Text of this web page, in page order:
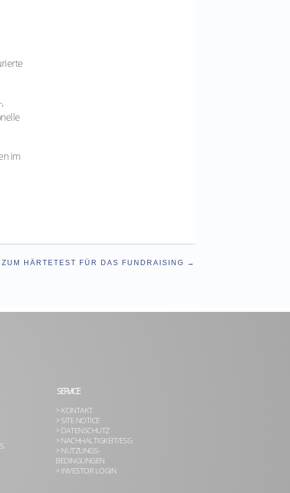
im
HÄRTETEST FÜR DAS FUNDRAISING
SERVICE
> KONTAKT
> SITE NOTICE
> DATENSCHUTZ
> NACHHALTIGKEIT/ESG
> NUTZUNGS-
BEDINGUNGEN
> INVESTOR LOGIN